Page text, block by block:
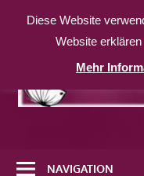
Inhalt
weitereNAVIGATION
Diese Website
Website
Mehr